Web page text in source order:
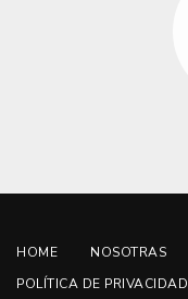
HOME NOSOTRAS
POLÍTICA DE PRIVACIDAD